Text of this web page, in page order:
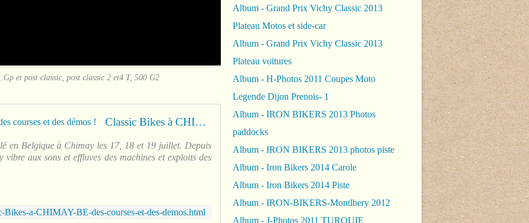
Gp et post classic, post classic 2 et4 T, 500 G2
Classic Bikes à CHIMAY (BE) : des courses et des démos !
en Belgique à Chimay les 17, 18 et 19 juillet. Depuis
aux sons et effluves des machines et exploits des
a-CHIMAY-BE-des-courses-et-des-demos.html
Album - Grand Prix Vichy Classic 2013
Plateau Motos et side-car
Album - Grand Prix Vichy Classic 2013
Plateau voitures
Album - H-Photos 2011 Coupes Moto
Legende Dijon Prenois- 1
Album - IRON BIKERS 2013 Photos
paddocks
Album - IRON BIKERS 2013 photos piste
Album - Iron Bikers 2014 Carole
Album - Iron Bikers 2014 Piste
Album - IRON-BIKERS-Montlhery 2012
Album - J-Photos 2011 TURQUIE